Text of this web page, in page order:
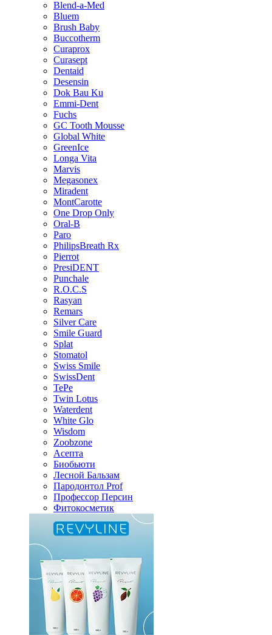
Blend-a-Med
Bluem
Brush Baby
Buccotherm
Curaprox
Curasept
Dentaid
Desensin
Dok Bau Ku
Emmi-Dent
Fuchs
GC Tooth Mousse
Global White
GreenIce
Longa Vita
Marvis
Megasonex
Miradent
MontCarotte
One Drop Only
Oral-B
Paro
PhilipsBreath Rx
Pierrot
PresiDENT
Punchale
R.O.C.S
Rasyan
Remars
Silver Care
Smile Guard
Splat
Stomatol
Swiss Smile
SwissDent
TePe
Twin Lotus
Waterdent
White Glo
Wisdom
Zoobzone
Асепта
Биобьюти
Лесной Бальзам
Пародонтол Prof
Профессор Персин
Фитокосметик